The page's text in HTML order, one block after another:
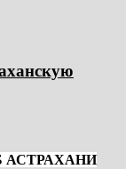
АСТРАХАНИ